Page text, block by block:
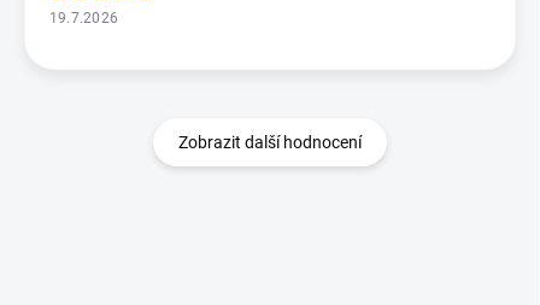
19.7.2026
Zobrazit další hodnocení